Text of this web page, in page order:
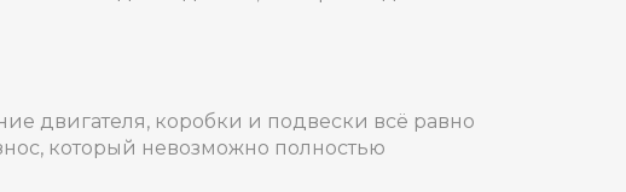
двигателя, коробки и подвески всё равно
который невозможно полностью